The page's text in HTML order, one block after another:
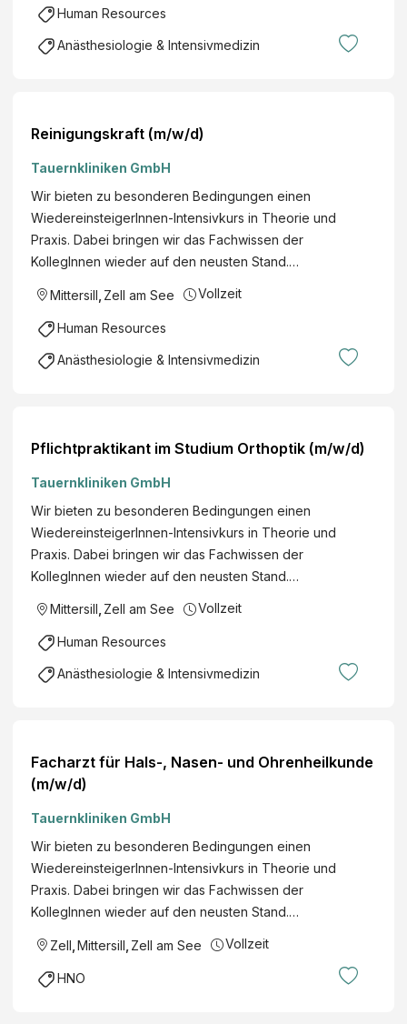
Human Resources
Anästhesiologie & Intensivmedizin
Reinigungskraft (m/w/d)
Tauernkliniken GmbH
Wir bieten zu besonderen Bedingungen einen
WiedereinsteigerInnen-Intensivkurs in Theorie und
Praxis. Dabei bringen wir das Fachwissen der
KollegInnen wieder auf den neusten Stand.…
Mittersill Zell am See Vollzeit
Human Resources
Anästhesiologie & Intensivmedizin
Pflichtpraktikant im Studium Orthoptik (m/w/d)
Tauernkliniken GmbH
Wir bieten zu besonderen Bedingungen einen
WiedereinsteigerInnen-Intensivkurs in Theorie und
Praxis. Dabei bringen wir das Fachwissen der
KollegInnen wieder auf den neusten Stand.…
Mittersill Zell am See Vollzeit
Human Resources
Anästhesiologie & Intensivmedizin
Facharzt für Hals-, Nasen- und Ohrenheilkunde
(m/w/d)
Tauernkliniken GmbH
Wir bieten zu besonderen Bedingungen einen
WiedereinsteigerInnen-Intensivkurs in Theorie und
Praxis. Dabei bringen wir das Fachwissen der
KollegInnen wieder auf den neusten Stand.…
Zell Mittersill Zell am See Vollzeit
HNO